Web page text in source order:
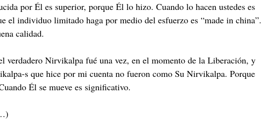
por Él es superior, porque Él lo hizo. Cuando lo hacen ustedes es
el individuo limitado haga por medio del esfuerzo es “made in china”.
calidad.
verdadero Nirvikalpa fué una vez, en el momento de la Liberación, y
s que hice por mi cuenta no fueron como Su Nirvikalpa. Porque
Él se mueve es significativo.